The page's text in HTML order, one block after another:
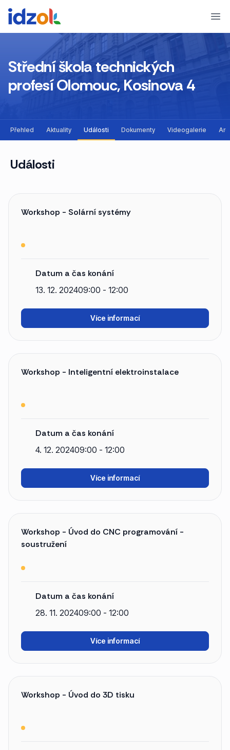
Střední škola technických
profesí Olomouc, Kosinova 4
Přehled Aktuality Události Dokumenty Videogalerie
Události
Workshop - Solární systémy
Datum a čas konání
13. 12. 202409:00 - 12:00
Více informací
Workshop - Inteligentní elektroinstalace
Datum a čas konání
4. 12. 202409:00 - 12:00
Více informací
Workshop - Úvod do CNC programování -
soustružení
Datum a čas konání
28. 11. 202409:00 - 12:00
Více informací
Workshop - Úvod do 3D tisku